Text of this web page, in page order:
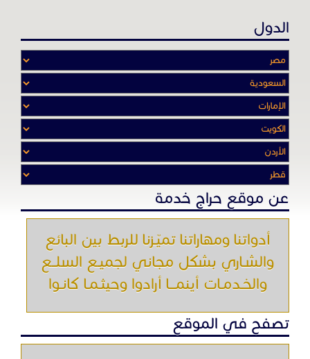
عن موقع حراج خدمة
أدواتنا ومهاراتنا تميّـزنا للربط بين البائع
والشـاري بشكل مجاني لجميـع السلــع
والخـدمـات أينمـــا أرادوا وحيثـمـا كانـوا
تصفح في الموقع
الرئيسية
شروط الاستخدام
اتصل بنا